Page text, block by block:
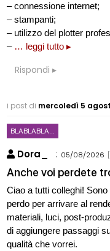
– connessione internet;
– stampanti;
– utilizzo del plotter
– … leggi tutto ▸
Rispondi
i post di mercoledì 5
BLABLABLA...
Dora_ : 05/08/2026
Anche voi perdete
Ciao a tutti colleghi!
perdo per arrivare al
materiali, luci, post-
di aggiungere passaggi
qualità che vorrei.